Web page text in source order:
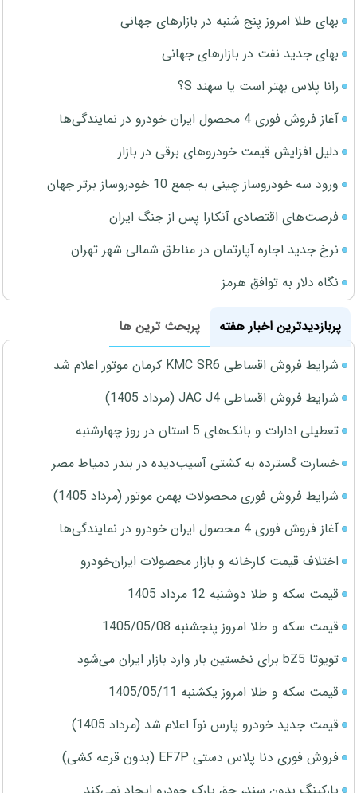
بهای طلا امروز پنج شنبه در بازارهای جهانی
بهای جدید نفت در بازارهای جهانی
رانا پلاس بهتر است یا سهند S؟
آغاز فروش فوری 4 محصول ایران خودرو در نمایندگی‌ها
دلیل افزایش قیمت خودروهای برقی در بازار
ورود سه خودروساز چینی به جمع 10 خودروساز برتر جهان
فرصت‌های اقتصادی آنکارا پس از جنگ ایران
نرخ جدید اجاره آپارتمان در مناطق شمالی شهر تهران
نگاه دلار به توافق هرمز
پربازدیدترین اخبار هفته
پربحث ترین ها
شرایط فروش اقساطی KMC SR6 کرمان موتور اعلام شد
شرایط فروش اقساطی JAC J4 (مرداد 1405)
تعطیلی ادارات و بانک‌های 5 استان در روز چهارشنبه
خسارت گسترده به کشتی آسیب‌دیده در بندر دمیاط مصر
شرایط فروش فوری محصولات بهمن موتور (مرداد 1405)
آغاز فروش فوری 4 محصول ایران خودرو در نمایندگی‌ها
اختلاف قیمت کارخانه و بازار محصولات ایران‌خودرو
قیمت سکه و طلا دوشنبه 12 مرداد 1405
قیمت سکه و طلا امروز پنجشنبه 1405/05/08
تویوتا bZ5 برای نخستین بار وارد بازار ایران می‌شود
قیمت سکه و طلا امروز یکشنبه 1405/05/11
قیمت جدید خودرو پارس نوآ اعلام شد (مرداد 1405)
فروش فوری دنا پلاس دستی EF7P (بدون قرعه کشی)